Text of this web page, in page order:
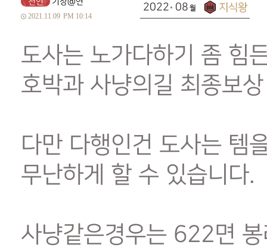
2021.11.09 PM 10:14
도사는 노가다하기 좀 힘
호박과 사냥의길 최종보
다만 다행인건 도사는 템
무난하게 할 수 있습니다.
사냥같은경우는 622면
2022 08